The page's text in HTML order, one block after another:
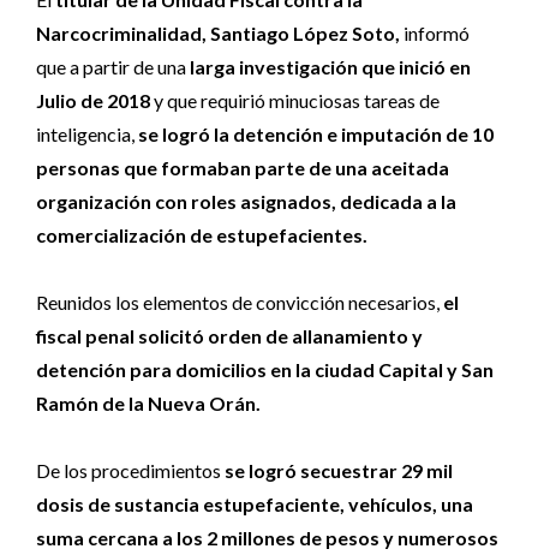
Narcocriminalidad, Santiago López Soto, informó
que a partir de una larga investigación que inició en
Julio de 2018y que requirió minuciosas tareas de
inteligencia, se logró la detención e imputación de 10
personas que formaban parte de una aceitada
organización con roles asignados, dedicada a la
comercialización de estupefacientes.
Reunidos los elementos de convicción necesarios, el
fiscal penal solicitó orden de allanamiento y
detención para domicilios en la ciudad Capital y San
Ramón de la Nueva Orán.
De los procedimientos se logró secuestrar 29 mil
dosis de sustancia estupefaciente, vehículos, una
suma cercana a los 2 millones de pesos y numerosos